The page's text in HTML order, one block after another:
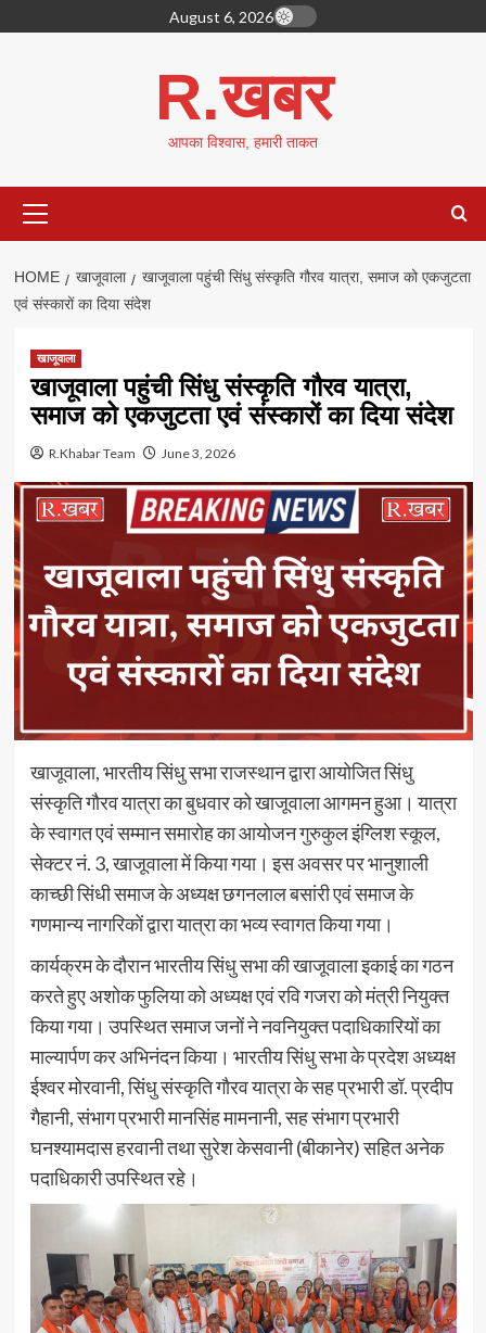
to
August 6, 2026
R.खबर
आपका विश्वास, हमारी ताकत
Menu
HOME खाजूवाला
खाजूवाला पहुंची सिंधु संस्कृति गौरव यात्रा, समाज को एकजुटता
एवं संस्कारों का दिया संदेश
खाजूवाला
खाजूवाला पहुंची सिंधु संस्कृति गौरव यात्रा,
समाज को एकजुटता एवं संस्कारों का दिया संदेश
R.Khabar Team June 3, 2026
खाजूवाला, भारतीय सिंधु सभा राजस्थान द्वारा आयोजित सिंधु
संस्कृति गौरव यात्रा का बुधवार को खाजूवाला आगमन हुआ। यात्रा
के स्वागत एवं सम्मान समारोह का आयोजन गुरुकुल इंग्लिश स्कूल,
सेक्टर नं. 3, खाजूवाला में किया गया। इस अवसर पर भानुशाली
काच्छी सिंधी समाज के अध्यक्ष छगनलाल बसांरी एवं समाज के
गणमान्य नागरिकों द्वारा यात्रा का भव्य स्वागत किया गया।
कार्यक्रम के दौरान भारतीय सिंधु सभा की खाजूवाला इकाई का गठन
करते हुए अशोक फुलिया को अध्यक्ष एवं रवि गजरा को मंत्री नियुक्त
किया गया। उपस्थित समाज जनों ने नवनियुक्त पदाधिकारियों का
माल्यार्पण कर अभिनंदन किया। भारतीय सिंधु सभा के प्रदेश अध्यक्ष
ईश्वर मोरवानी, सिंधु संस्कृति गौरव यात्रा के सह प्रभारी डॉ. प्रदीप
गैहानी, संभाग प्रभारी मानसिंह मामनानी, सह संभाग प्रभारी
घनश्यामदास हरवानी तथा सुरेश केसवानी (बीकानेर) सहित अनेक
पदाधिकारी उपस्थित रहे।